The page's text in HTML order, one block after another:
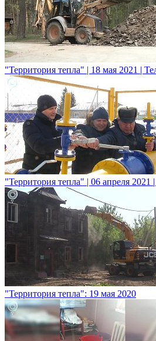
"Территория тепла" | 18 мая 2021 |
"Территория тепла" | 06 апреля
"Территория тепла": 19 мая 2020